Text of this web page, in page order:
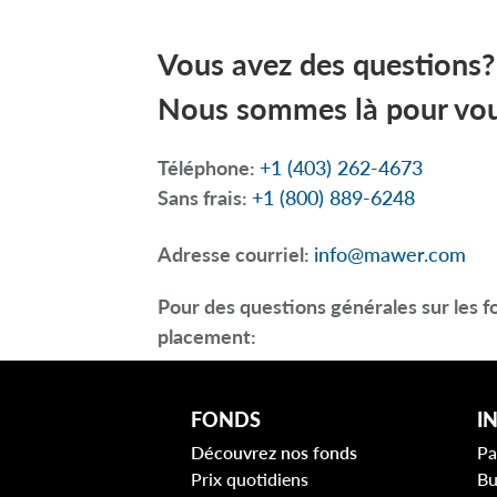
paramètres de tolérance au
décisions d’investissement
Vous avez des questions?
Nous sommes là pour
Téléphone: +1 (403) 262-4673
Sans frais: +1 (800) 889-6248
Adresse courriel: info@mawer.com
Pour des questions générales sur les
placement:
FONDS
Découvrez nos fonds
Prix quotidiens